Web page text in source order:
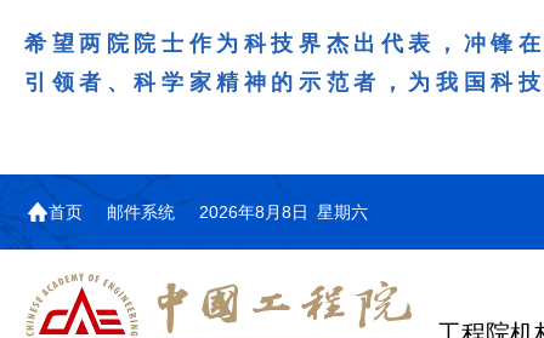
希望两院院士作为科技界杰出代表，冲锋
引领者、科学家精神的示范者，为我国科
首页 邮件系统 2026年8月8日 星期六